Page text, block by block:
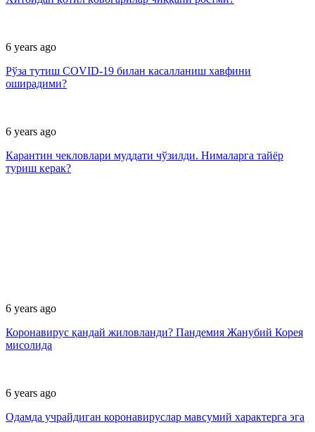
6 years ago
Рўза тутиш СОVID-19 билан касалланиш хавфини
оширадими?
6 years ago
Карантин чекловлари муддати чўзилди. Нималарга тайёр
туриш керак?
6 years ago
Коронавирус қандай жиловланди? Пандемия Жанубий Корея
мисолида
6 years ago
Одамда учрайдиган коронавируслар мавсумий характерга эга